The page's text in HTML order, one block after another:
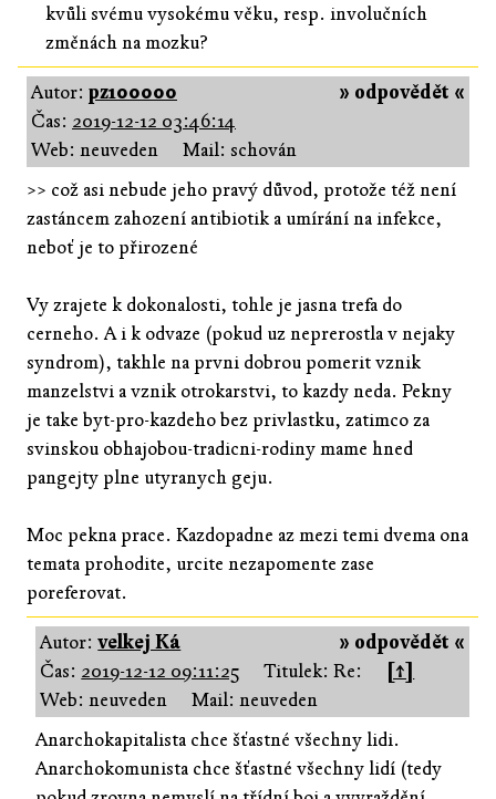
kvůli svému vysokému věku, resp. involučních
změnách na mozku?
» odpovědět «
Autor: pz100000
Čas: 2019-12-12 03:46:14
Web: neuveden
Mail: schován
>> což asi nebude jeho pravý důvod, protože též není
zastáncem zahození antibiotik a umírání na infekce,
neboť je to přirozené
Vy zrajete k dokonalosti, tohle je jasna trefa do
cerneho. A i k odvaze (pokud uz neprerostla v nejaky
syndrom), takhle na prvni dobrou pomerit vznik
manzelstvi a vznik otrokarstvi, to kazdy neda. Pekny
je take byt-pro-kazdeho bez privlastku, zatimco za
svinskou obhajobou-tradicni-rodiny mame hned
pangejty plne utyranych geju.
Moc pekna prace. Kazdopadne az mezi temi dvema ona
temata prohodite, urcite nezapomente zase
poreferovat.
» odpovědět «
Autor:velkej Ká
Čas: 2019-12-12 09:11:25 Titulek: Re:
[↑]
Web: neuveden
Mail: neuveden
Anarchokapitalista chce šťastné všechny lidi.
Anarchokomunista chce šťastné všechny lidí (tedy